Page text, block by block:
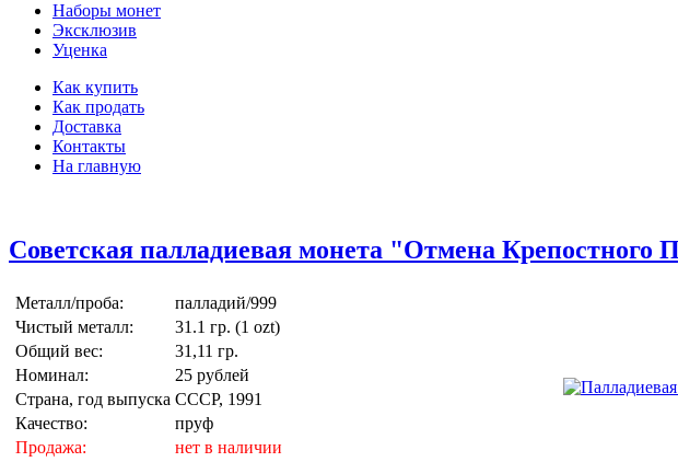
Наборы монет
Эксклюзив
Уценка
Как купить
Как продать
Доставка
Контакты
На главную
Советская палладиевая монета "Отмена Крепостного
Металл/проба:
палладий/999
Чистый металл:
31.1 гр. (1 ozt)
Общий вес:
31,11 гр.
Номинал:
25 рублей
Страна, год выпуска СССР, 1991
Качество:
пруф
Продажа:
нет в наличии